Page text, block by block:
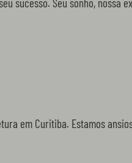
em Curitiba. Estamos